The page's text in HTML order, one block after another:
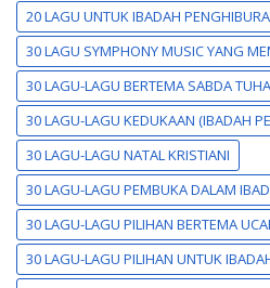
20 LAGU UNTUK IBADAH
30 LAGU SYMPHONY MUSIC YANG
30 LAGU-LAGU BERTEMA SABDA
30 LAGU-LAGU KEDUKAAN (IBADAH
30 LAGU-LAGU NATAL KRISTIANI
30 LAGU-LAGU PEMBUKA DALAM
30 LAGU-LAGU PILIHAN BERTEMA
30 LAGU-LAGU PILIHAN UNTUK